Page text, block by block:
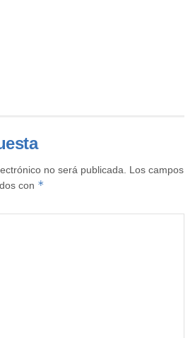
no será publicada.
Los campos
con *